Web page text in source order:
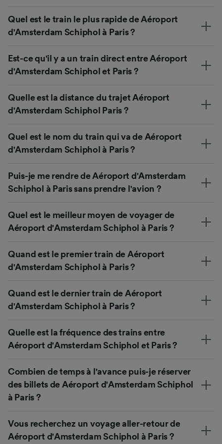
Quel est le train le plus rapide de Aéroport
d'Amsterdam Schiphol à Paris ?
Est-ce qu'il y a un train direct entre Aéroport
d'Amsterdam Schiphol et Paris ?
Quelle est la distance du trajet Aéroport
d'Amsterdam Schiphol Paris ?
Quel est le nom du train qui va de Aéroport
d'Amsterdam Schiphol à Paris ?
Puis-je me rendre de Aéroport d'Amsterdam
Schiphol à Paris sans prendre l'avion ?
Quel est le meilleur moyen de voyager de
Aéroport d'Amsterdam Schiphol à Paris ?
Quand est le premier train de Aéroport
d'Amsterdam Schiphol à Paris ?
Quand est le dernier train de Aéroport
d'Amsterdam Schiphol à Paris ?
Quelle est la fréquence des trains entre
Aéroport d'Amsterdam Schiphol et Paris ?
Combien de temps à l'avance puis-je réserver
des billets de Aéroport d'Amsterdam Schiphol
à Paris ?
Vous recherchez un voyage aller-retour de
Aéroport d'Amsterdam Schiphol à Paris ?